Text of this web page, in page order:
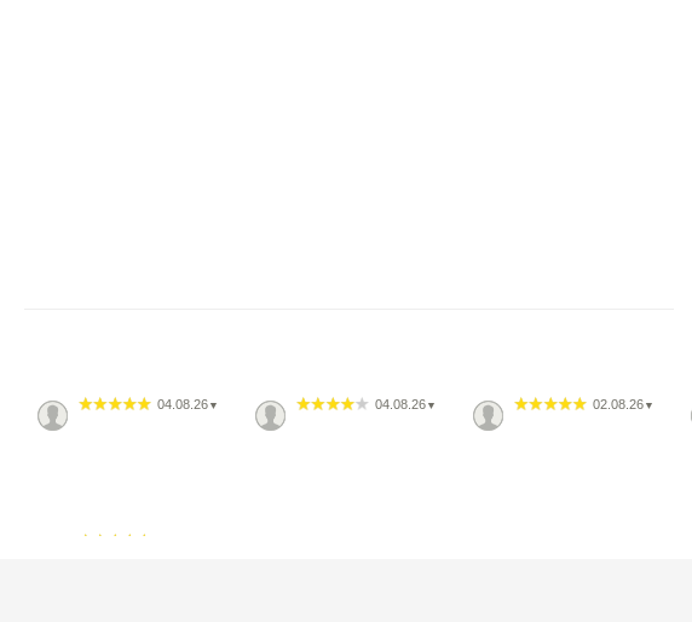
04.08.26 ▼ 04.08.26 ▼ 02.08.26 ▼